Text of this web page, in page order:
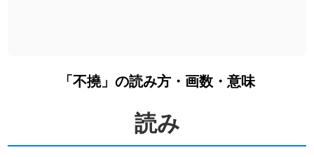
「不撓」の読み方・画数・意味
読み